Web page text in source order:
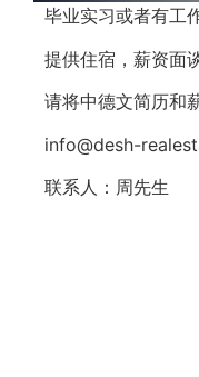
毕业实习或者有工
提供住宿，薪资面谈
请将中德文简历和
info@desh-
联系人：周先生